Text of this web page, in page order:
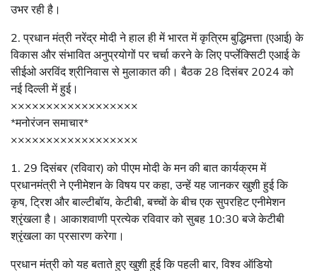
उभर रही है।
2. प्रधान मंत्री नरेंद्र मोदी ने हाल ही में भारत में कृत्रिम बुद्धिमत्ता (एआई) के
विकास और संभावित अनुप्रयोगों पर चर्चा करने के लिए पर्प्लेक्सिटी एआई के
सीईओ अरविंद श्रीनिवास से मुलाकात की। बैठक 28 दिसंबर 2024 को
नई दिल्ली में हुई।
××××××××××××××××××
*मनोरंजन समाचार*
××××××××××××××××××
1. 29 दिसंबर (रविवार) को पीएम मोदी के मन की बात कार्यक्रम में
प्रधानमंत्री ने एनीमेशन के विषय पर कहा, उन्हें यह जानकर खुशी हुई कि
कृष, ट्रिश और बाल्टीबॉय, केटीबी, बच्चों के बीच एक सुपरहिट एनीमेशन
श्रृंखला है। आकाशवाणी प्रत्येक रविवार को सुबह 10:30 बजे केटीबी
श्रृंखला का प्रसारण करेगा।
प्रधान मंत्री को यह बताते हुए खुशी हुई कि पहली बार, विश्व ऑडियो